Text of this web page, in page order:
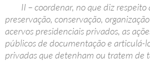
II – coordenar, no que diz respeito
preservação, conservação,
acervos presidenciais privados, as
públicos de documentação e articulá-
privadas que detenham ou tratem de